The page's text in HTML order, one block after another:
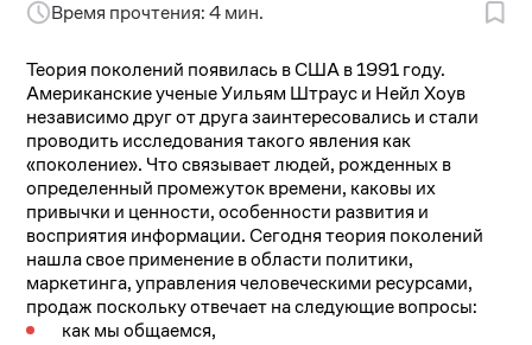
Время прочтения: 4 мин.
Теория поколений появилась в США в 1991 году.
Американские ученые Уильям Штраус и Нейл Хоув
независимо друг от друга заинтересовались и стали
проводить исследования такого явления как
«поколение». Что связывает людей, рожденных в
определенный промежуток времени, каковы их
привычки и ценности, особенности развития и
восприятия информации. Сегодня теория поколений
нашла свое применение в области политики,
маркетинга, управления человеческими ресурсами,
продаж поскольку отвечает на следующие вопросы:
как мы общаемся,